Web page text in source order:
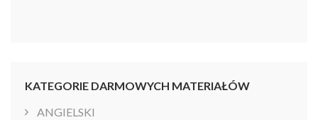
KATEGORIE DARMOWYCH MATERIAŁÓW
ANGIELSKI